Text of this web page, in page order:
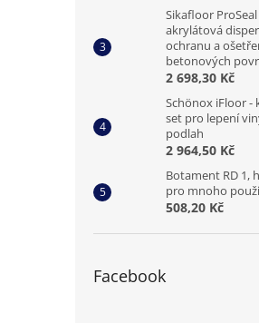
Sikafloor ProSeal
akrylátová
ochranu a
betonových
2 698,30 Kč
Schönox iFloor -
set pro lepení
podlah
2 964,50 Kč
Botament RD 1,
pro mnoho
508,20 Kč
Facebook